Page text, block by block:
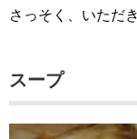
さっそく、いただ
スープ